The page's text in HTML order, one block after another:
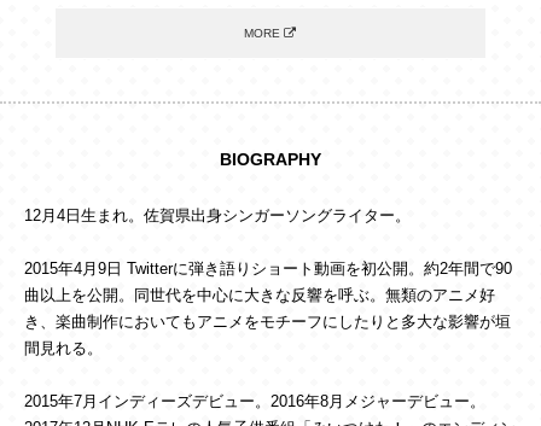
MORE
BIOGRAPHY
12月4日生まれ。佐賀県出身シンガーソングライター。
2015年4月9日 Twitterに弾き語りショート動画を初公開。約2年間で90
曲以上を公開。同世代を中心に大きな反響を呼ぶ。無類のアニメ好
き、楽曲制作においてもアニメをモチーフにしたりと多大な影響が垣
間見れる。
2015年7月インディーズデビュー。2016年8月メジャーデビュー。